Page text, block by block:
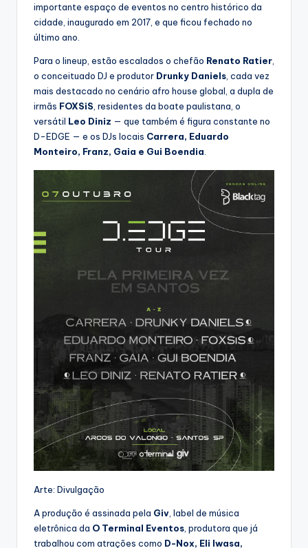
importante espaço de eventos no centro histórico da
cidade, inaugurado em 2017, e que ficou fechado no
último ano.
Para o lineup, estão escalados o chefão Renato Ratier
o conceituado DJ e produtor Drunky Daniels , cada vez
mais destacado no cenário afro house global, a dupla de
irmãs FOXSiS , residentes da boate paulistana, o
versátil Leo Diniz — que também é figura constante no
D-EDGE — e os DJs locais Carrera, Eduardo
Monteiro, Franz, Gaia e Gui Boendia
Arte: Divulgação
A produção é assinada pela Giv, label de música
eletrônica da O Terminal Eventos, produtora que já
trabalhou com atrações como D-Nox, Eli Iwasa,